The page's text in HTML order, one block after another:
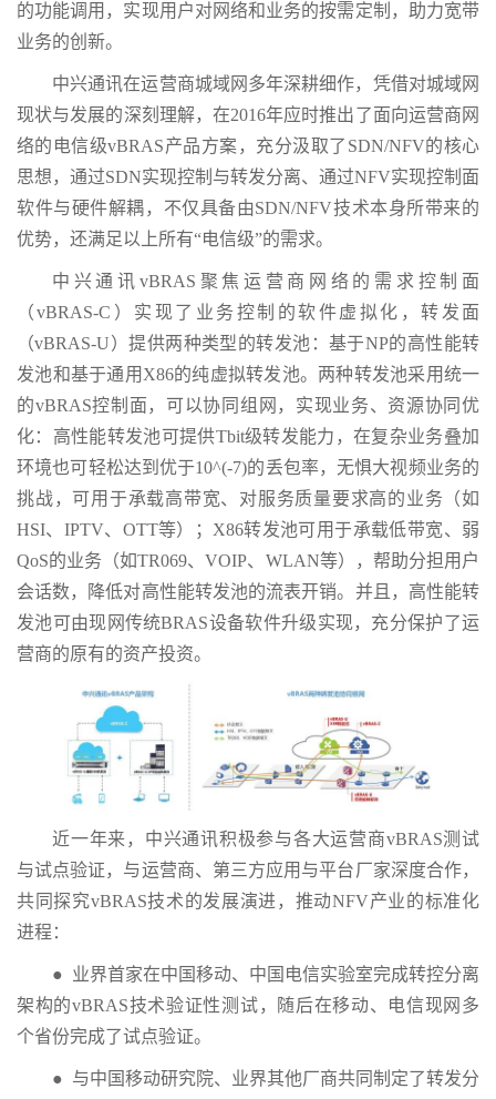
的功能调用，实现用户对网络和业务的按需定制，助力宽带
业务的创新。
中兴通讯在运营商城域网多年深耕细作，凭借对城域网
现状与发展的深刻理解，在2016年应时推出了面向运营商网
络的电信级vBRAS产品方案，充分汲取了SDN/NFV的核心
思想，通过SDN实现控制与转发分离、通过NFV实现控制面
软件与硬件解耦，不仅具备由SDN/NFV技术本身所带来的
优势，还满足以上所有“电信级”的需求。
中兴通讯vBRAS聚焦运营商网络的需求控制面
（vBRAS-C）实现了业务控制的软件虚拟化，转发面
（vBRAS-U）提供两种类型的转发池：基于NP的高性能转
发池和基于通用X86的纯虚拟转发池。两种转发池采用统一
的vBRAS控制面，可以协同组网，实现业务、资源协同优
化：高性能转发池可提供Tbit级转发能力，在复杂业务叠加
环境也可轻松达到优于10^(-7)的丢包率，无惧大视频业务的
挑战，可用于承载高带宽、对服务质量要求高的业务（如
HSI、IPTV、OTT等）；X86转发池可用于承载低带宽、弱
QoS的业务（如TR069、VOIP、WLAN等），帮助分担用户
会话数，降低对高性能转发池的流表开销。并且，高性能转
发池可由现网传统BRAS设备软件升级实现，充分保护了运
营商的原有的资产投资。
近一年来，中兴通讯积极参与各大运营商vBRAS测试
与试点验证，与运营商、第三方应用与平台厂家深度合作，
共同探究vBRAS技术的发展演进，推动NFV产业的标准化
进程：
● 业界首家在中国移动、中国电信实验室完成转控分离
架构的vBRAS技术验证性测试，随后在移动、电信现网多
个省份完成了试点验证。
● 与中国移动研究院、业界其他厂商共同制定了转发分